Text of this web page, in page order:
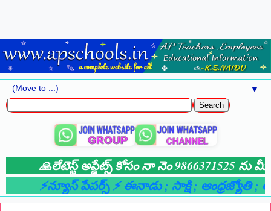
▼
🙏లేటెస్ట్ అప్డేట్స్ కోసం నా నెం 9866371525 ను
⚡న్యూస్ పేపర్స్ ⚡ ఈనాడు; సాక్షి; ఆంధ్రజ్యోతి;